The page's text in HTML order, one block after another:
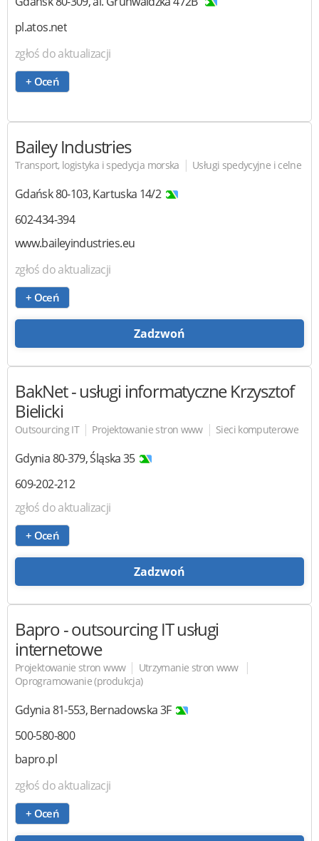
pl.atos.net
zgłoś do aktualizacji
+ Oceń
Bailey Industries
Transport, logistyka i spedycja morska | Usługi spedycyjne i celne
Gdańsk80-103,Kartuska 14/2
602-434-394
www.baileyindustries.eu
zgłoś do aktualizacji
+ Oceń
Zadzwoń
BakNet- usługi informatyczne Krzysztof
Bielicki
Outsourcing IT | Projektowanie stron www | Sieci komputerowe
Gdynia80-379,Śląska 35
609-202-212
zgłoś do aktualizacji
+ Oceń
Zadzwoń
Bapro- outsourcing IT usługi
internetowe
Projektowanie stron www | Utrzymanie stron www |
Oprogramowanie (produkcja)
Gdynia81-553,Bernadowska 3F
500-580-800
bapro.pl
zgłoś do aktualizacji
+ Oceń